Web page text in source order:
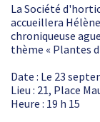
La Société
accueillera
chroniqueuse
thème « Plantes
Date : Le 23
Lieu : 21, Place
Heure : 19 h 15